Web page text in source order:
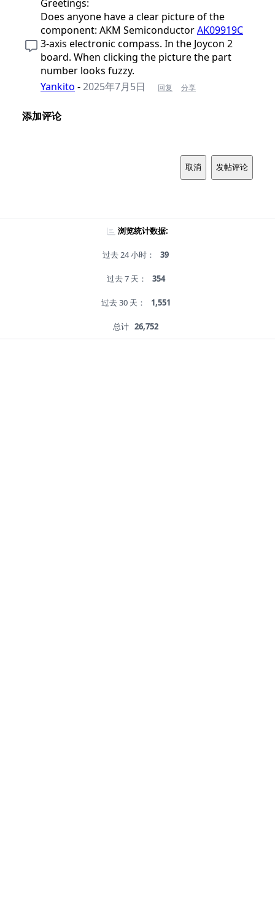
Greetings:
Does anyone have a clear picture of the
component: AKM SemiconductorAK09919C
3-axis electronic compass. In the Joycon 2
board. When clicking the picture the part
number looks fuzzy.
Yankito -2025年7月5日 回复 分享
添加评论
取消 发帖评论
浏览统计数据:
过去 24 小时： 39
过去 7 天： 354
过去 30 天： 1,551
总计 26,752